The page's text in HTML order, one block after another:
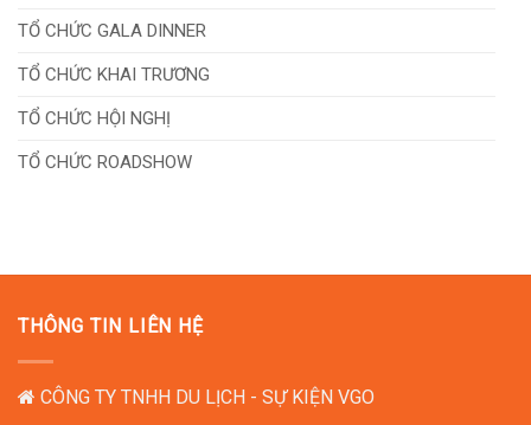
TỔ CHỨC GALA DINNER
TỔ CHỨC KHAI TRƯƠNG
TỔ CHỨC HỘI NGHỊ
TỔ CHỨC ROADSHOW
TỔ CHỨC NGÀY HỘI GIA ĐÌNH
TỔ CHỨC TIỆC TÂN NIÊN
THÔNG TIN LIÊN HỆ
CÔNG TY TNHH DU LỊCH - SỰ KIỆN VGO